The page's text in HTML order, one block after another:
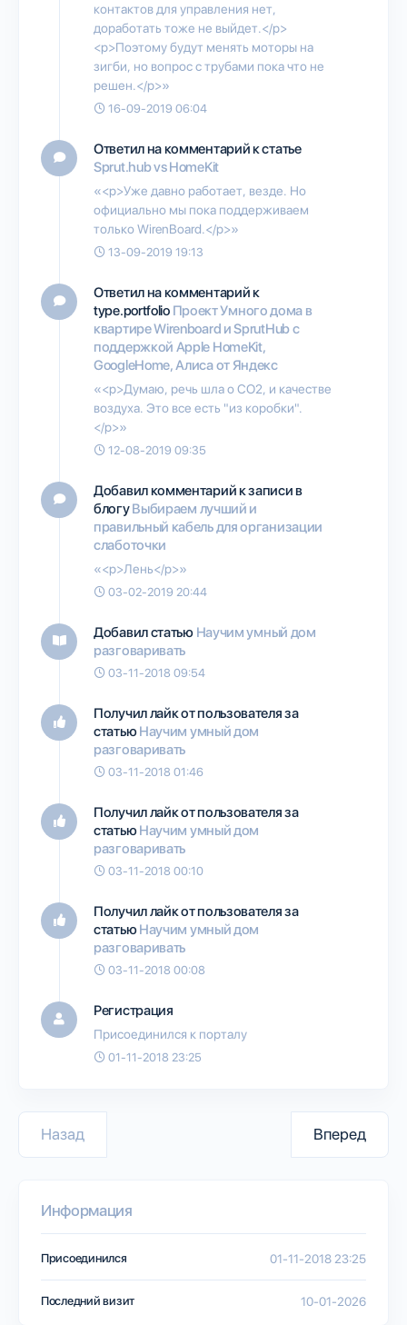
контактов для управления нет,
доработать тоже не выйдет.</p>
<p>Поэтому будут менять моторы на
зигби, но вопрос с трубами пока что не
решен.</p>»
16-09-2019 06:04
Ответил на комментарий к статье
Sprut.hub vs HomeKit
«<p>Уже давно работает, везде. Но
официально мы пока поддерживаем
только WirenBoard.</p>»
13-09-2019 19:13
Ответил на комментарий к
type.portfolio Проект Умного дома в
квартире Wirenboard и SprutHub с
поддержкой Apple HomeKit,
GoogleHome, Алиса от Яндекс
«<p>Думаю, речь шла о CO2, и качестве
воздуха. Это все есть "из коробки".
</p>»
12-08-2019 09:35
Добавил комментарий к записи в
блогуВыбираем лучший и
правильный кабель для организации
слаботочки
«<p>Лень</p>»
03-02-2019 20:44
Добавил статью Научим умный дом
разговаривать
03-11-2018 09:54
Получил лайк от пользователяза
статьюНаучим умный дом
разговаривать
03-11-2018 01:46
Получил лайк от пользователяза
статьюНаучим умный дом
разговаривать
03-11-2018 00:10
Получил лайк от пользователяза
статьюНаучим умный дом
разговаривать
03-11-2018 00:08
Регистрация
Присоединился к порталу
01-11-2018 23:25
Назад Вперед
Информация
Присоединился 01-11-2018 23:25
Последний визит 10-01-2026